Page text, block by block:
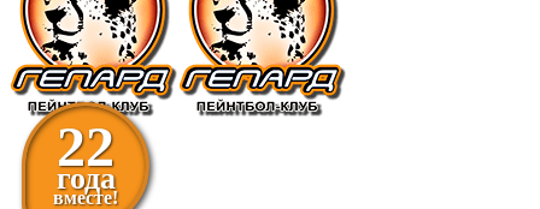
22
года
вместе!